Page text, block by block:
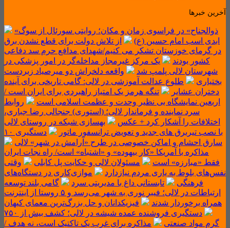
آخرین خبرها
«ذوالجناح» در فراسوی زمان و مکان؛ روایتی سورئال از سوگ
ابدی اسب امام حسین (ع)
از تلاش دولت برای قطع نشدن برق
در گرمای خوزستان تشکر می کنیم/شهدای مدافع حرم سد دفاعی
کشور بودند
یک مرکز غیرمجاز مداخله‌گر در امور پزشکی در
شهرستان لالی پلمپ شد
واقعه دلخراش دو میرصیاد زبردست
بختیاری
‌طلوع عدالت آموزشی در لالی: گامی تاریخی برای آینده
دختران عشایر
تنگه هرمز یک امتیاز راهبردی برای ایران است /
اربعین نمایشگاه بی نظیر وحدت و عظمت اسلامی است
روابط
سرد نماینده و فرماندار لالی؛ (استوری) جنجالی رضا جباری،
اختلافات را آشکار کرد + عکس
بهسازی شبکه در روستای لالی
با نصب تیربرق های جدید و تعویض ترانسفور ماتور
دستگیری ۱۰
سارق احشام و اماکن خصوصی در طرح «آرامش در شهر» لالی
مذاکره با آمریکا «کار بیهوده» و «اشتباه» است/ راه نجات ایران
فقط «مبارزه» است
مسئولان لالی و حکایت پل کابلی
وقتی
نفس‌های بلوط به یاری مردم نیازدارد
موازی‌کاری در دستگاه‌های
فرهنگی
تابستانی داغ با مدیریتی سرد
گامی بلند توسعه
ارتباطات در لالی؛ فیبر نوری به شهر می‌رسد و ۵ روستا از اینترنت
همراه برخوردار شدند
فیزیکدانان و حل بزرگ‌ترین معمای کیهان
دستگیری فروشنده عمده شیشه در لالی؛ کشف بیش از ۷۵۰
گرم مواد صنعتی
مذاکره برای غرب یک تاکتیک است، نه هدف /